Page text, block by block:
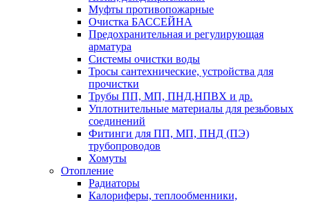
Муфты противопожарные
Очистка БАССЕЙНА
Предохранительная и регулирующая
арматура
Системы очистки воды
Тросы сантехнические, устройства для
прочистки
Трубы ПП, МП, ПНД,НПВХ и др.
Уплотнительные материалы для резьбовых
соединений
Фитинги для ПП, МП, ПНД (ПЭ)
трубопроводов
Хомуты
Отопление
Радиаторы
Калориферы, теплообменники,